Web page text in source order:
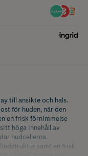
till ansikte och hals.
för huden, när den
en frisk förnimmelse
höga innehåll av
hudcellerna.
samt en frisk